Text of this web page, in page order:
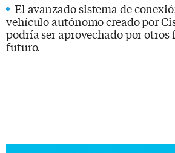
El avanzado sistema de
vehículo autónomo creado por
podría ser aprovechado por otros
futuro.